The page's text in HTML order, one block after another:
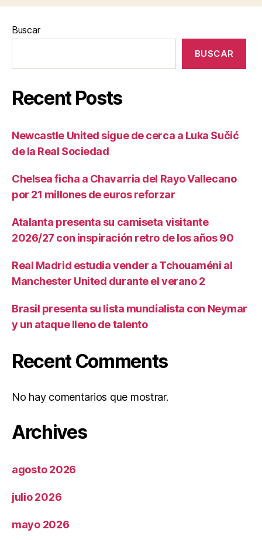
Buscar
BUSCAR
Recent Posts
Newcastle United sigue de cerca a Luka Sučić
de la Real Sociedad
Chelsea ficha a Chavarria del Rayo Vallecano
por 21 millones de euros reforzar
Atalanta presenta su camiseta visitante
2026/27 con inspiración retro de los años 90
Real Madrid estudia vender a Tchouaméni al
Manchester United durante el verano 2
Brasil presenta su lista mundialista con Neymar
y un ataque lleno de talento
Recent Comments
No hay comentarios que mostrar.
Archives
agosto 2026
julio 2026
mayo 2026